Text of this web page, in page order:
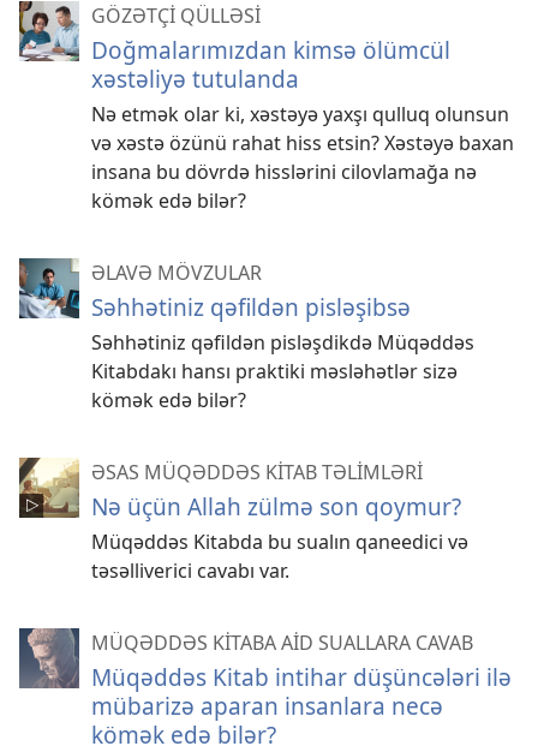
GÖZƏTÇİ QÜLLƏSİ
Doğmalarımızdan kimsə ölümcül
xəstəliyə tutulanda
Nə etmək olar ki, xəstəyə yaxşı qulluq olunsun
və xəstə özünü rahat hiss etsin? Xəstəyə baxan
insana bu dövrdə hisslərini cilovlamağa nə
kömək edə bilər?
ƏLAVƏ MÖVZULAR
Səhhətiniz qəfildən pisləşibsə
Səhhətiniz qəfildən pisləşdikdə Müqəddəs
Kitabdakı hansı praktiki məsləhətlər sizə
kömək edə bilər?
ƏSAS MÜQƏDDƏS KİTAB TƏLİMLƏRİ
Nə üçün Allah zülmə son qoymur?
Müqəddəs Kitabda bu sualın qaneedici və
təsəlliverici cavabı var.
MÜQƏDDƏS KİTABA AİD SUALLARA CAVAB
Müqəddəs Kitab intihar düşüncələri ilə
mübarizə aparan insanlara necə
kömək edə bilər?